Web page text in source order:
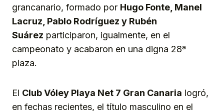
grancanario, formado por Hugo Fonte, Manel
Lacruz, Pablo Rodríguez y Rubén
Suárez participaron, igualmente, en el
campeonato y acabaron en una digna 28ª
plaza.
El Club Vóley Playa Net 7 Gran Canaria logró,
en fechas recientes, el título masculino en el